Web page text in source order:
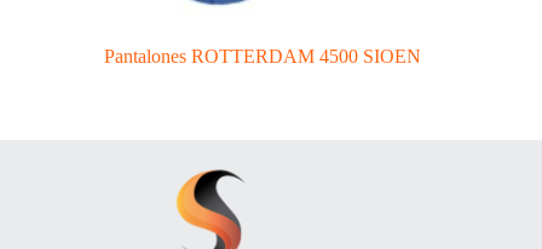
Pantalones ROTTERDAM 4500 SIOEN